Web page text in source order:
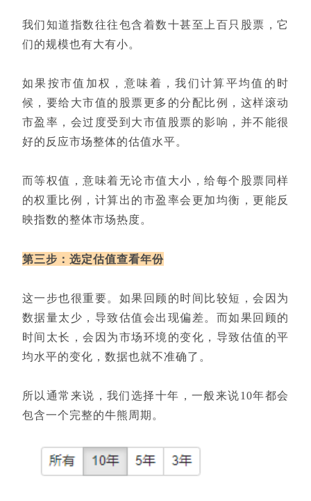
我们知道指数往往包含着数十甚至上百只股票，它
们的规模也有大有小。
如果按市值加权，意味着，我们计算平均值的时
候，要给大市值的股票更多的分配比例，这样滚动
市盈率，会过度受到大市值股票的影响，并不能很
好的反应市场整体的估值水平。
而等权值，意味着无论市值大小，给每个股票同样
的权重比例，计算出的市盈率会更加均衡，更能反
映指数的整体市场热度。
第三步：选定估值查看年份
这一步也很重要。如果回顾的时间比较短，会因为
数据量太少，导致估值会出现偏差。而如果回顾的
时间太长，会因为市场环境的变化，导致估值的平
均水平的变化，数据也就不准确了。
所以通常来说，我们选择十年，一般来说10年都会
包含一个完整的牛熊周期。